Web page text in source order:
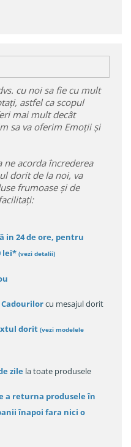
cu noi sa fie cu mult
astfel ca scopul
mai mult decât
sa va oferim Emoții și
ne acorda încrederea
dorit de la noi, va
frumoase și de
in 24 de ore, pentru
lei* (vezi detalii)
cu mesajul dorit
dorit (vezi modelele
zile la toate produsele
a returna produsele în
înapoi fara nici o